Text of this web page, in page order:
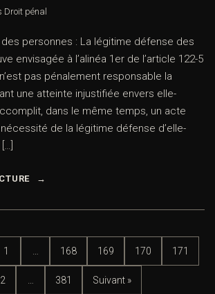
Droit pénal
personnes : La légitime défense des
envisagée à l’alinéa 1er de l’article 122-5
pas pénalement responsable la
une atteinte injustifiée envers elle-
dans le même temps, un acte
de la légitime défense d’elle-
1 168 169 170 171
381 Suivant »